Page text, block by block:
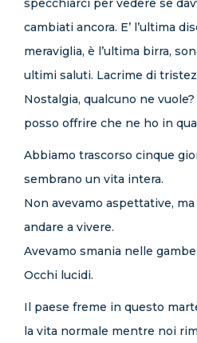
specchiarci per vedere se
cambiati ancora. E’ l’ultima
meraviglia, è l’ultima birra,
ultimi saluti. Lacrime di
Nostalgia, qualcuno ne
posso offrire che ne ho in
Abbiamo trascorso cinque
sembrano un vita intera.
Non avevamo aspettative,
andare a vivere.
Avevamo smania nelle
Occhi lucidi.
Il paese freme in questo
la vita normale mentre noi